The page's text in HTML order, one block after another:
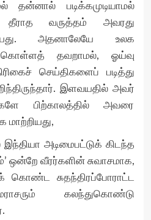
தன்னால் படிக்கமுடியாமல்
தீராத வருத்தம் அவரது
அதனாலேயே உலக
தவறாமல், ஓய்வு
செய்திகளைப் படித்து
இளவயதில் அவர்
பிற்காலத்தில் அவரை
மாற்றியது,
அடிமைபட்டுக் கிடந்த
ஒன்றே வீரர்களின் சுவாசமாக,
கொண்ட சுதந்திரப்போராட்ட
கலந்துகொண்டு